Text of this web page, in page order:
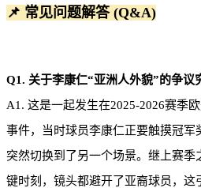
📌 常见问题解答 (Q&A)
Q1. 关于李康仁“亚洲人外貌”的争议
A1. 这是一起发生在2025-2026赛季
事件，当时球员李康仁正要触摸冠军
突然切换到了另一个场景。继上赛季
键时刻，镜头都避开了亚裔球员，这